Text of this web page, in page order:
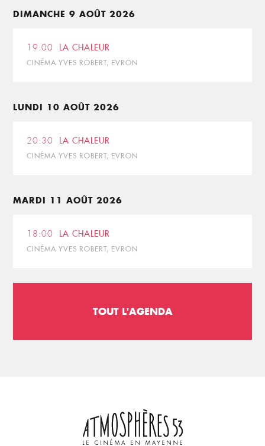
DIMANCHE 9 AOÛT 2026
19:00 LA CHALEUR
CINÉMA YVES ROBERT, EVRON
LUNDI 10 AOÛT 2026
20:30 LA CHALEUR
CINÉMA YVES ROBERT, EVRON
MARDI 11 AOÛT 2026
18:00 LA CHALEUR
CINÉMA YVES ROBERT, EVRON
TOUT L'AGENDA